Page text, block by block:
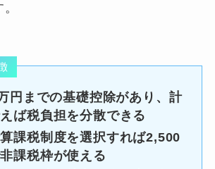
円までの基礎控除があり、計
ば税負担を分散できる
課税制度を選択すれば2,500
課税枠が使える